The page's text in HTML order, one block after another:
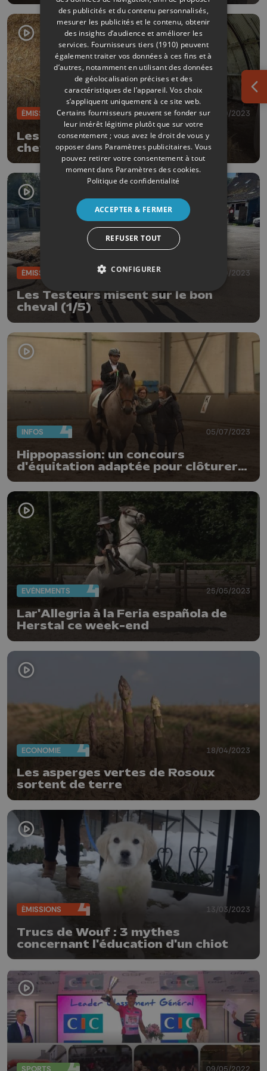
ÉMISSIONS 14/09/2023
Les Testeurs misent sur le bon
cheval (2/5)
ÉMISSIONS 07/09/2023
Les Testeurs misent sur le bon
cheval (1/5)
INFOS 05/07/2023
Hippopassion: un concours
d'équitation adaptée pour clôturer
l'année en beauté
EVÈNEMENTS 25/05/2023
Lar'Allegria à la Feria española de
Herstal ce week-end
ECONOMIE 18/04/2023
Les asperges vertes de Rosoux
sortent de terre
ÉMISSIONS 13/03/2023
Trucs de Wouf : 3 mythes
concernant l'éducation d'un chiot
SPORTS 09/05/2022
des publicités et du contenu personnalisés,
mesurer les publicités et le contenu, obtenir
des insights d’audience et améliorer les
services. Fournisseurs tiers (1910) peuvent
également traiter vos données à ces fins et à
d’autres, notamment en utilisant des données
de géolocalisation précises et des
caractéristiques de l’appareil. Vos choix
s’appliquent uniquement à ce site web.
Certains fournisseurs peuvent se fonder sur
leur intérêt légitime plutôt que sur votre
consentement ; vous avez le droit de vous y
opposer dans Paramètres publicitaires. Vous
pouvez retirer votre consentement à tout
moment dans Paramètres des cookies.
Politique de confidentialité
ACCEPTER & FERMER
REFUSER TOUT
CONFIGURER